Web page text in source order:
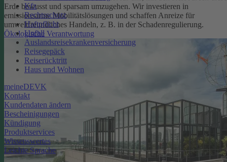
Kfz
Rechtsschutz
Haftpflicht
Unfall
Auslandsreisekrankenversicherung
Reisegepäck
Reiserücktritt
Haus und Wohnen
meineDEVK
Kontakt
Kundendaten ändern
Bescheinigungen
Kündigung
Produktservices
Wissenswertes
Leichte Sprache
Erde bewusst und sparsam umzugehen. Wir investieren in
emissionsarme Mobilitätslösungen und schaffen Anreize für
umweltfreundliches Handeln, z. B. in der Schadenregulierung.
Ökologische Verantwortung